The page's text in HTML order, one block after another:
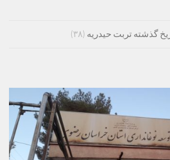
گذشته تربت حیدریه (۳۸)